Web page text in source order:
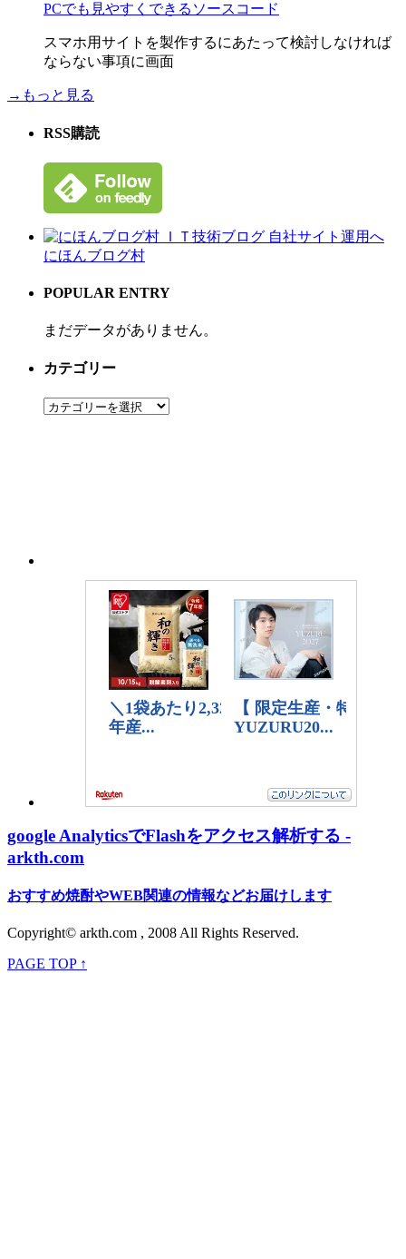
PCでも見やすくできるソースコード
スマホ用サイトを製作するにあたって検討しなければ
ならない事項に画面
→もっと見る
RSS購読
にほんブログ村
POPULAR ENTRY
まだデータがありません。
カテゴリー
カ
google AnalyticsでFlashをアクセス解析する -
arkth.com
おすすめ焼酎やWEB関連の情報などお届けします
Copyright© arkth.com , 2008 All Rights Reserved.
PAGE TOP ↑